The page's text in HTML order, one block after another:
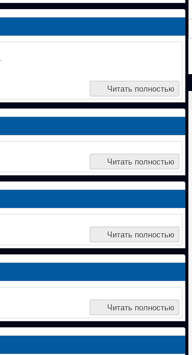
Читать полностью
Читать полностью
Читать полностью
Читать полностью